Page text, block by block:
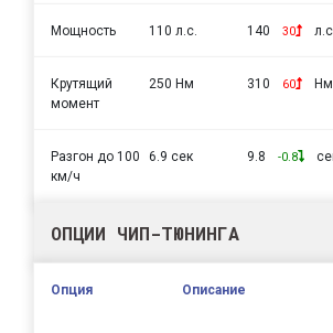
Мощность 110 л.с. 140 30 л.с.
Крутящий
момент
250 Нм 310 60 Нм
Разгон до 100
км/ч
6.9 сек 9.8 -0.8
ОПЦИИ ЧИП-ТЮНИНГА
Опция Описание